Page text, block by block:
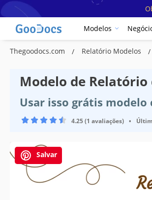
Modelos
Thegoodocs.com Relatório Modelos
Modelo de
Usar isso grátis modelo
4.25 (1 avaliações) •
Salvar